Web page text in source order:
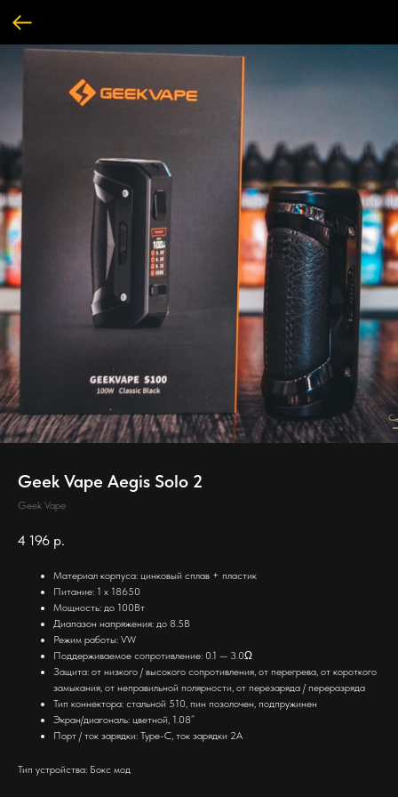
Geek Vape Aegis Solo 2
Geek Vape
4 196 р.
Материал корпуса: цинковый сплав + пластик
Питание: 1 х 18650
Мощность: до 100Вт
Диапазон напряжения: до 8.5В
Режим работы: VW
Поддерживаемое сопротивление: 0.1 — 3.0Ω
Защита: от низкого / высокого сопротивления, от перегрева, от короткого
замыкания, от неправильной полярности, от перезаряда / переразряда
Тип коннектора: стальной 510, пин позолочен, подпружинен
Экран/диагональ: цветной, 1.08”
Порт / ток зарядки: Type-C, ток зарядки 2А
Тип устройства: Бокс мод